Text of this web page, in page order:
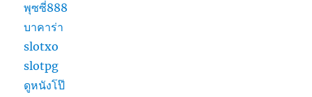
พุซซี่888
บาคาร่า
slotxo
slotpg
ดูหนังโป๊